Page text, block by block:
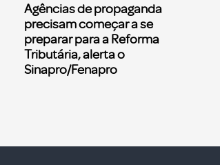
Agências de propaganda
precisam começar a se
preparar para a Reforma
Tributária, alerta o
Sinapro/Fenapro